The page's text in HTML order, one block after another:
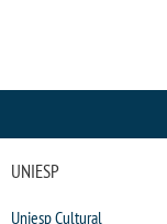
UNIESP
Uniesp Cultural